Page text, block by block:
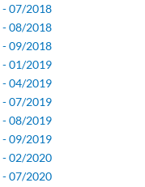
- 07/2018
- 08/2018
- 09/2018
- 01/2019
- 04/2019
- 07/2019
- 08/2019
- 09/2019
- 02/2020
- 07/2020